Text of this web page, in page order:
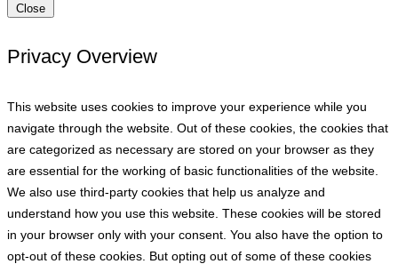
Close
Privacy Overview
This website uses cookies to improve your experience while you
navigate through the website. Out of these cookies, the cookies that
are categorized as necessary are stored on your browser as they
are essential for the working of basic functionalities of the website.
We also use third-party cookies that help us analyze and
understand how you use this website. These cookies will be stored
in your browser only with your consent. You also have the option to
opt-out of these cookies. But opting out of some of these cookies